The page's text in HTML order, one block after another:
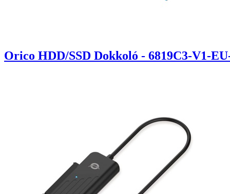
Orico HDD/SSD Dokkoló - 6819C3-V1-